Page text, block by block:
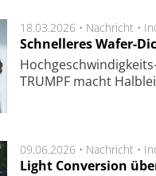
18.03.2026 • Nachricht •
Schnelleres Wafer-
TRUMPF macht
09.06.2026 • Nachricht •
Light Conversion